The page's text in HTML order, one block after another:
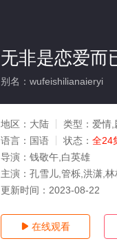
无非是恋爱而
别名：wufeishilianaieryi
地区： 大陆 类型： 爱情,
语言： 国语 状态： 全24
导演： 钱敬午,白英雄
主演： 孔雪儿,管栎,洪潇,
更新时间： 2023-08-22
 在线观看